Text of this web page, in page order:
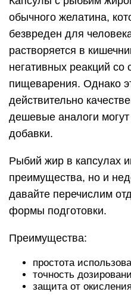
обычного желатина,
безвреден для
растворяется в
негативных реакций со
пищеварения. Однако
действительно
дешевые аналоги
добавки.
Рыбий жир в капсулах
преимущества, но и
давайте перечислим
формы подготовки.
Преимущества:
простота
точность
защита от